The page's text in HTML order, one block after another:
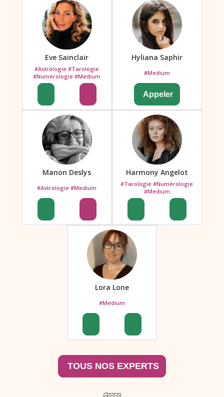
Eve Sainclair
#Astrologie #Tarologie
#Numérologie #Medium
Hyliana Saphir
#Medium
Manon Deslys
#Astrologie #Medium
Harmony Angelot
#Tarologie #Numérologie
#Medium
Lora Lone
#Medium